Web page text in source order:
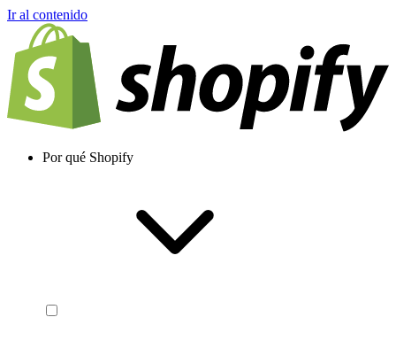
Ir al contenido
Por qué Shopify